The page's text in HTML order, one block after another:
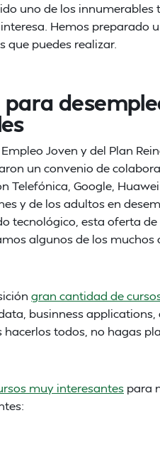
uno de los
interesa. Hemos preparado
que puedes realizar.
Joven y del Plan
un convenio de
Telefónica, Google,
y de los adultos en
tecnológico, esta oferta
algunos de los muchos
gran cantidad de
businness
todos, no hagas
muy interesantes para